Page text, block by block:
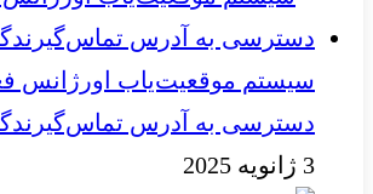
سیستم موقعیت‌یاب اورژانس
دسترسی به آدرس تماس‌گیرندگان
3 ژانویه 2025